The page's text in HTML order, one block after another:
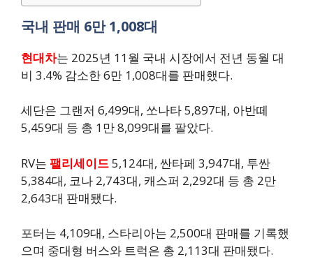
국내 판매 6만 1,008대
현대차는 2025년 11월 국내 시장에서 전년 동월 대
비 3.4% 감소한 6만 1,008대를 판매했다.
세단은 그랜저 6,499대, 쏘나타 5,897대, 아반떼
5,459대 등 총 1만 8,099대를 팔았다.
RV는 팰리세이드5,124대, 싼타페 3,947대, 투싼
5,384대, 코나 2,743대, 캐스퍼 2,292대 등 총 2만
2,643대 판매됐다.
포터는 4,109대, 스타리아는 2,500대 판매를 기록했
으며 중대형 버스와 트럭은 총 2,113대 판매됐다.